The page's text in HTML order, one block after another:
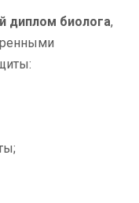
диплом биолога,